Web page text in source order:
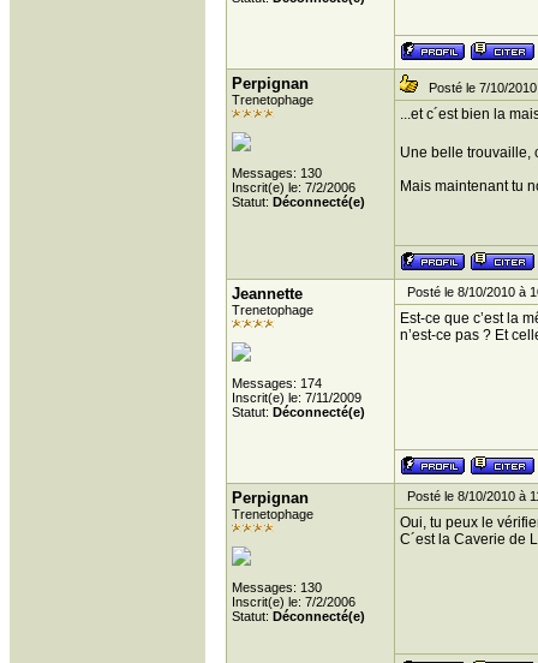
Perpignan
Trenetophage
Messages: 130
Inscrit(e) le: 7/2/2006
Statut: Déconnecté(e)
Posté le 7/10/
...et c´est bien la
Une belle trouvaille,
Mais maintenant tu
Jeannette
Trenetophage
Messages: 174
Inscrit(e) le: 7/11/2009
Statut: Déconnecté(e)
Posté le 8/10/2010 à
Est-ce que c’est la
n’est-ce pas ? Et
Perpignan
Trenetophage
Messages: 130
Inscrit(e) le: 7/2/2006
Statut: Déconnecté(e)
Posté le 8/10/2010 à
Oui, tu peux le
C´est la Caverie de